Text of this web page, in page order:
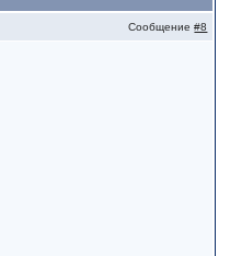
Сообщение#8